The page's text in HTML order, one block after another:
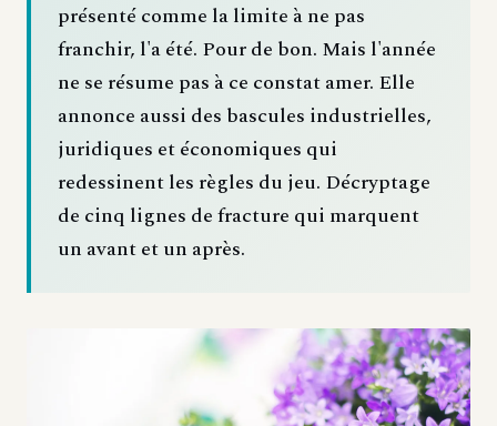
présenté comme la limite à ne pas
franchir, l'a été. Pour de bon. Mais l'année
ne se résume pas à ce constat amer. Elle
annonce aussi des bascules industrielles,
juridiques et économiques qui
redessinent les règles du jeu. Décryptage
de cinq lignes de fracture qui marquent
un avant et un après.